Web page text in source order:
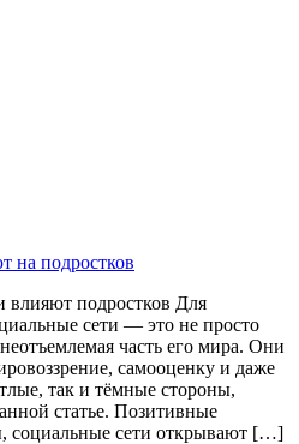
на подростков
влияют подростков Для
сети — это не просто
часть его мира. Они
самооценку и даже
так и тёмные стороны,
статье. Позитивные
социальные сети открывают […]